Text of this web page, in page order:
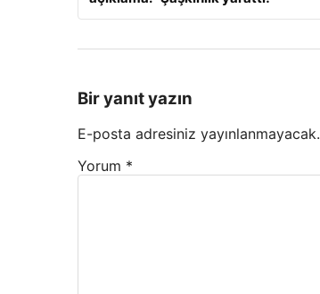
Bir yanıt yazın
E-posta adresiniz yayınlanmayacak.
Yorum *